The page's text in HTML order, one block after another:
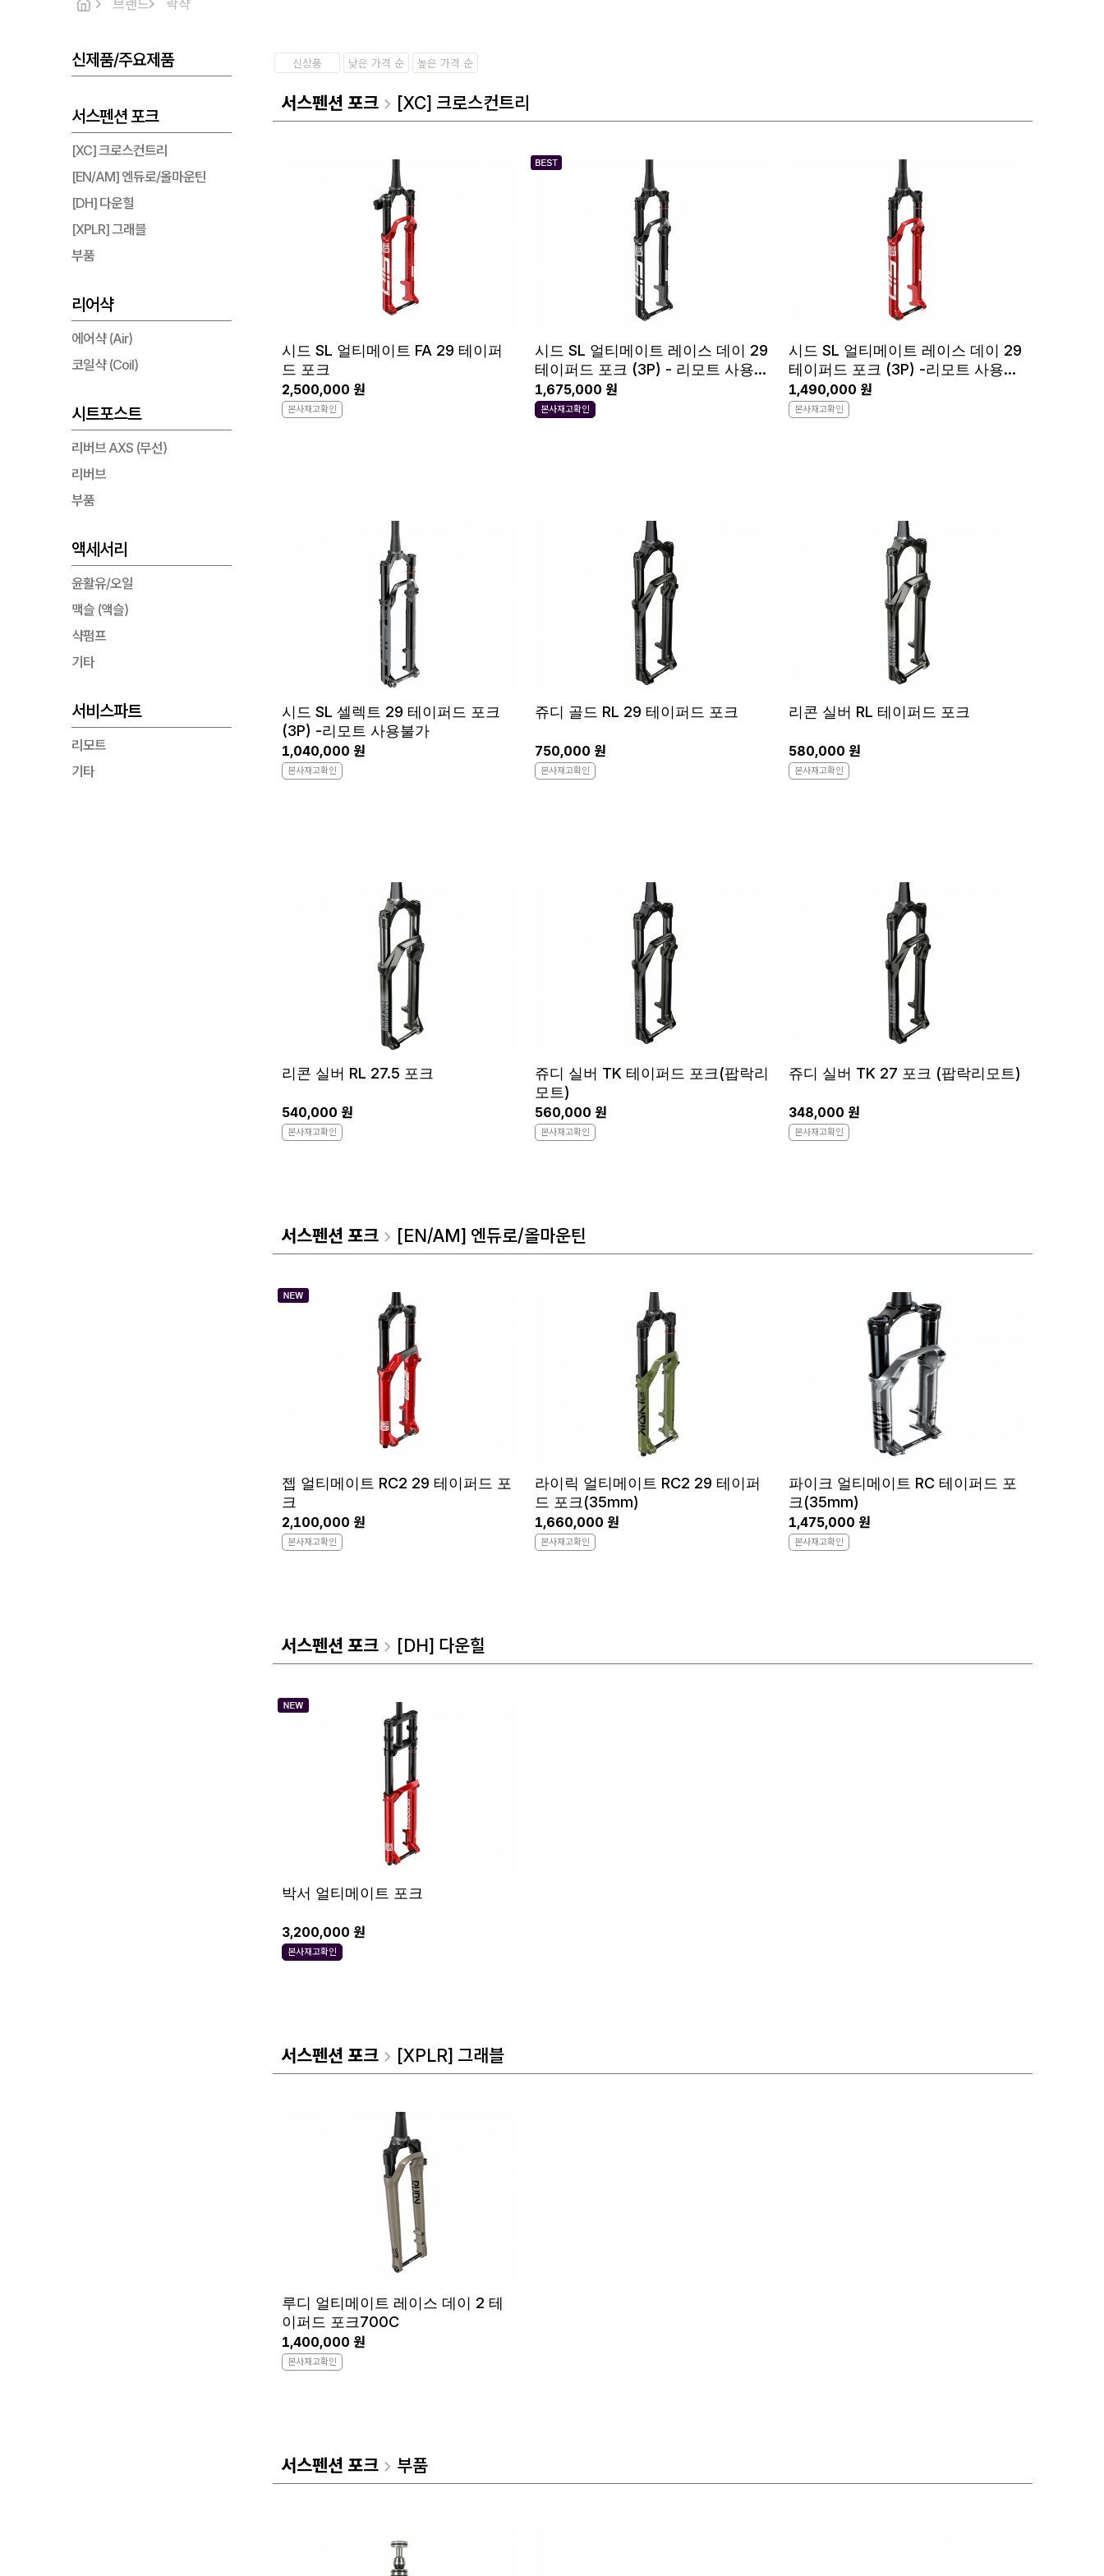
브랜드 락샥
신제품/주요제품
서스펜션 포크
[XC] 크로스컨트리
[EN/AM] 엔듀로/올마운틴
[DH] 다운힐
[XPLR] 그래블
부품
리어샥
에어샥 (Air)
코일샥 (Coil)
시트포스트
리버브 AXS (무선)
리버브
부품
액세서리
윤활유/오일
맥슬 (액슬)
샥펌프
기타
서비스파트
리모트
기타
신상품 낮은 가격 순 높은 가격 순
서스펜션 포크 [XC] 크로스컨트리
시드 SL 얼티메이트 FA 29 테이퍼
드 포크
2,500,000 원
본사재고확인
시드 SL 얼티메이트 레이스 데이 29
테이퍼드 포크 (3P) - 리모트 사용가
능
1,675,000 원
본사재고확인
시드 SL 얼티메이트 레이스 데이 29
테이퍼드 포크 (3P) -리모트 사용불
가
1,490,000 원
본사재고확인
시드 SL 셀렉트 29 테이퍼드 포크
(3P) -리모트 사용불가
1,040,000 원
본사재고확인
쥬디 골드 RL 29 테이퍼드 포크
750,000 원
본사재고확인
리콘 실버 RL 테이퍼드 포크
580,000 원
본사재고확인
리콘 실버 RL 27.5 포크
540,000 원
본사재고확인
쥬디 실버 TK 테이퍼드 포크(팝락리
모트)
560,000 원
본사재고확인
쥬디 실버 TK 27 포크 (팝락리모트)
348,000 원
본사재고확인
서스펜션 포크 [EN/AM] 엔듀로/올마운틴
젭 얼티메이트 RC2 29 테이퍼드 포
크
2,100,000 원
본사재고확인
라이릭 얼티메이트 RC2 29 테이퍼
드 포크(35mm)
1,660,000 원
본사재고확인
파이크 얼티메이트 RC 테이퍼드 포
크(35mm)
1,475,000 원
본사재고확인
서스펜션 포크 [DH] 다운힐
박서 얼티메이트 포크
3,200,000 원
본사재고확인
서스펜션 포크 [XPLR] 그래블
루디 얼티메이트 레이스 데이 2 테
이퍼드 포크700C
1,400,000 원
본사재고확인
서스펜션 포크 부품